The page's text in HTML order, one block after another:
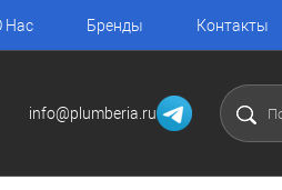
Нас Бренды Контакты
info@plumberia.ru